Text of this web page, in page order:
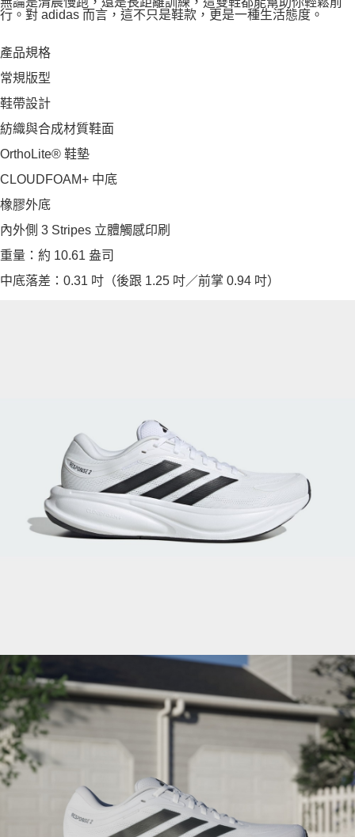
行。對 adidas 而言，這不只是鞋款，更是一種生活態度。
產品規格
常規版型
鞋帶設計
紡織與合成材質鞋面
OrthoLite® 鞋墊
CLOUDFOAM+ 中底
橡膠外底
內外側 3 Stripes 立體觸感印刷
重量：約 10.61 盎司
中底落差：0.31 吋（後跟 1.25 吋／前掌 0.94 吋）